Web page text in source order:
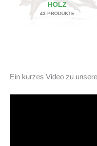
HOLZ
43 PRODUKTE
Ein kurzes Video zu